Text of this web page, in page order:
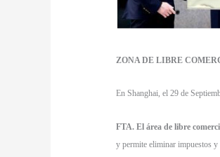
ZONA DE LIBRE
En Shanghai, el 29 de
FTA. El área de libre
y permite eliminar impuestos y